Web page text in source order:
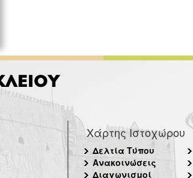
Χάρτης Ιστοχώρου
Δελτία Τύπου
Ανακοινώσεις
Διαγωνισμοί